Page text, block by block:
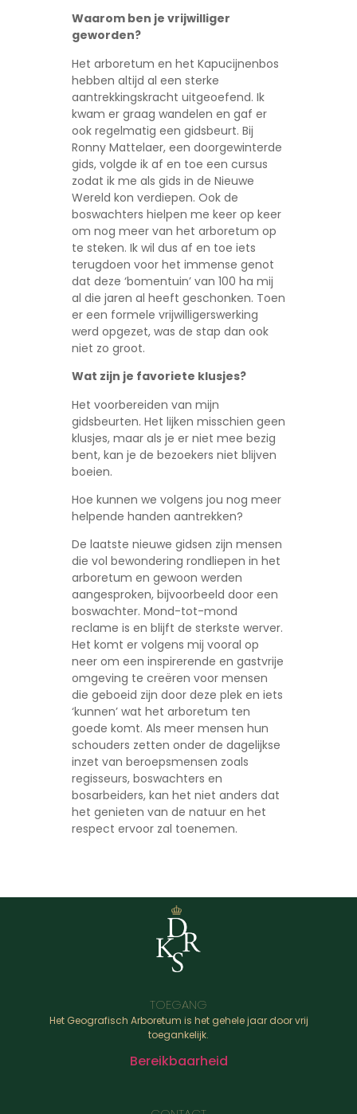
Waarom ben je vrijwilliger
geworden?
Het arboretum en het Kapucijnenbos
hebben altijd al een sterke
aantrekkingskracht uitgeoefend. Ik
kwam er graag wandelen en gaf er
ook regelmatig een gidsbeurt. Bij
Ronny Mattelaer, een doorgewinterde
gids, volgde ik af en toe een cursus
zodat ik me als gids in de Nieuwe
Wereld kon verdiepen. Ook de
boswachters hielpen me keer op keer
om nog meer van het arboretum op
te steken. Ik wil dus af en toe iets
terugdoen voor het immense genot
dat deze ‘bomentuin’ van 100 ha mij
al die jaren al heeft geschonken. Toen
er een formele vrijwilligerswerking
werd opgezet, was de stap dan ook
niet zo groot.
Wat zijn je favoriete klusjes?
Het voorbereiden van mijn
gidsbeurten. Het lijken misschien geen
klusjes, maar als je er niet mee bezig
bent, kan je de bezoekers niet blijven
boeien.
Hoe kunnen we volgens jou nog meer
helpende handen aantrekken?
De laatste nieuwe gidsen zijn mensen
die vol bewondering rondliepen in het
arboretum en gewoon werden
aangesproken, bijvoorbeeld door een
boswachter. Mond-tot-mond
reclame is en blijft de sterkste werver.
Het komt er volgens mij vooral op
neer om een inspirerende en gastvrije
omgeving te creëren voor mensen
die geboeid zijn door deze plek en iets
‘kunnen’ wat het arboretum ten
goede komt. Als meer mensen hun
schouders zetten onder de dagelijkse
inzet van beroepsmensen zoals
regisseurs, boswachters en
bosarbeiders, kan het niet anders dat
het genieten van de natuur en het
respect ervoor zal toenemen.
TOEGANG
Het Geografisch Arboretum is het gehele jaar door vrij
toegankelijk.
Bereikbaarheid